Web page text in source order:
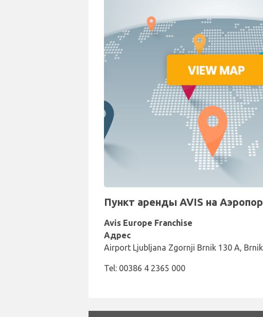
Пункт аренды AVIS на
Avis Europe Franchise
Адрес
Airport Ljubljana Zgornji Brnik 130 A,
Tel: 00386 4 2365 000